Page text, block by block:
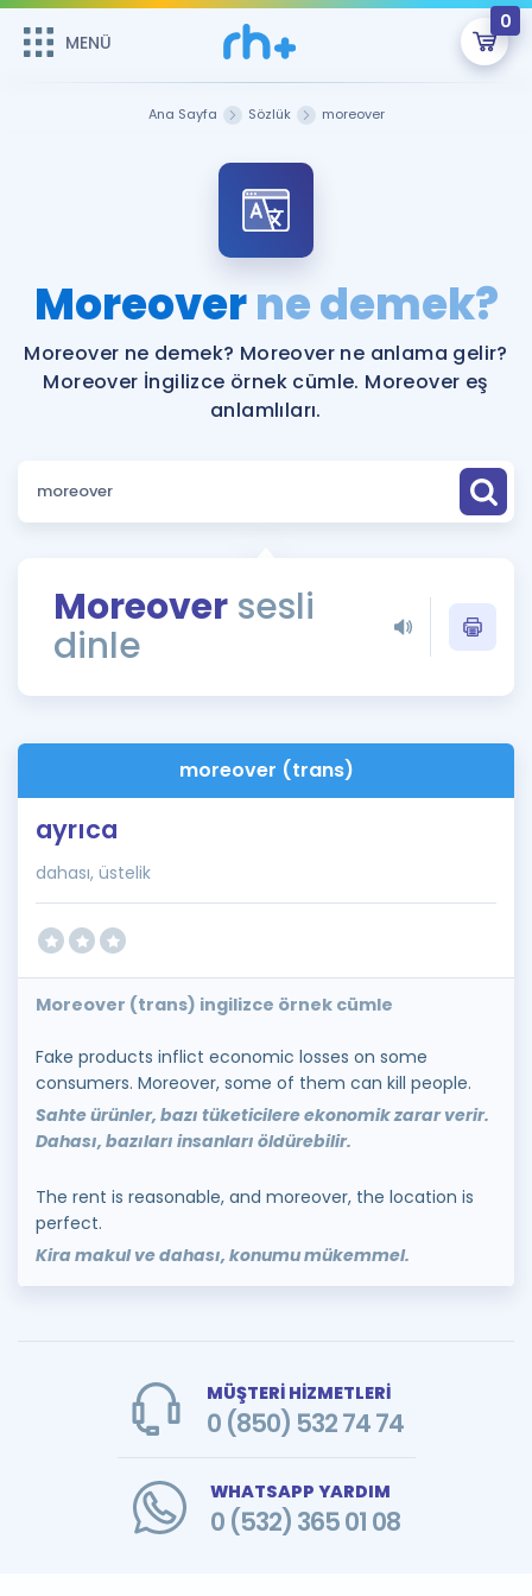
MENÜ
0
ÜYE DEĞİLİM
Sepetin Şu An Boş.
Remzi Hoca ile seni sınava hazırlayacak onlarca eğitim seni
bekliyor!
MENÜ
Faydalı Araçlar
Sözlük
Rehberlik Aracı
ÖSYM Sınav Takvimi
İngilizce Gramer
Hakkımızda
Ana Sayfa Sözlük moreover
Moreoverne demek?
Moreover ne demek? Moreover ne anlama gelir?
Moreover İngilizce örnek cümle. Moreover eş
anlamlıları.
Moreover sesli
dinle
moreover (trans)
ayrıca
dahası, üstelik
Moreover (trans) ingilizce örnek cümle
Fake products inflict economic losses on some
consumers. Moreover, some of them can kill people.
Sahte ürünler, bazı tüketicilere ekonomik zarar verir.
Dahası, bazıları insanları öldürebilir.
The rent is reasonable, and moreover, the location is
perfect.
Kira makul ve dahası, konumu mükemmel.
MÜŞTERİ HİZMETLERİ
0 (850) 532 74 74
WHATSAPP YARDIM
0 (532) 365 01 08